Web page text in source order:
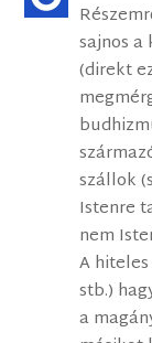
sajnos
(direkt
szállok
Istenre
nem
A
stb.)
a